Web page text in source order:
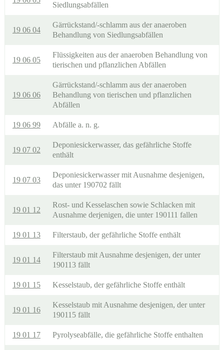
Siedlungsabfällen
19 06 04
Gärrückstand/-schlamm aus der anaeroben
Behandlung von Siedlungsabfällen
19 06 05
Flüssigkeiten aus der anaeroben Behandlung von
tierischen und pflanzlichen Abfällen
19 06 06
Gärrückstand/-schlamm aus der anaeroben
Behandlung von tierischen und pflanzlichen
Abfällen
19 06 99 Abfälle a. n. g.
19 07 02
Deponiesickerwasser, das gefährliche Stoffe
enthält
19 07 03
Deponiesickerwasser mit Ausnahme desjenigen,
das unter 190702 fällt
19 01 12
Rost- und Kesselaschen sowie Schlacken mit
Ausnahme derjenigen, die unter 190111 fallen
19 01 13 Filterstaub, der gefährliche Stoffe enthält
19 01 14
Filterstaub mit Ausnahme desjenigen, der unter
190113 fällt
19 01 15 Kesselstaub, der gefährliche Stoffe enthält
19 01 16
Kesselstaub mit Ausnahme desjenigen, der unter
190115 fällt
19 01 17 Pyrolyseabfälle, die gefährliche Stoffe enthalten